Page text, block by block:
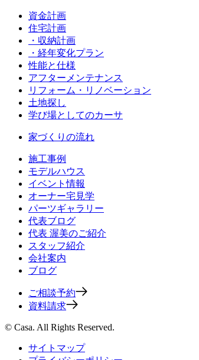
資金計画
住宅計画
・収納計画
・経年変化プラン
性能と仕様
アフターメンテナンス
リフォーム・リノベーション
土地探し
学び場としてのカーサ
家づくりの流れ
施工事例
モデルハウス
イベント情報
オーナー宅見学
パーツギャラリー
代表ブログ
代表 渥美のご紹介
スタッフ紹介
会社案内
ブログ
ご相談予約
資料請求
© Casa. All Rights Reserved.
サイトマップ